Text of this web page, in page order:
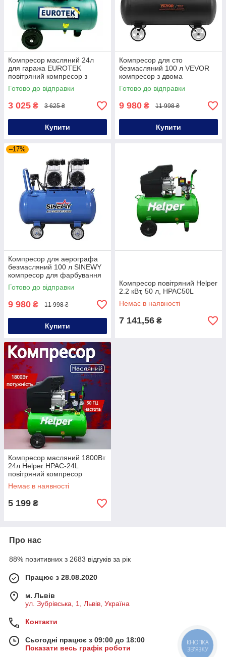
Компресор масляний 24л
для гаража EUROTEK
повітряний компресор з
об'ємом резервуара 24 літри
Готово до відправки
3 025 ₴ 3 625 ₴
Купити
Компресор для сто
безмасляний 100 л VEVOR
компресор з двома
поршнями для автомайстерні
Готово до відправки
9 980 ₴ 11 998 ₴
Купити
–17%
Компресор для аерографа
безмасляний 100 л SINEWY
компресор для фарбування
безмасляний
Готово до відправки
9 980 ₴ 11 998 ₴
Купити
Компресор повітряний Helper
2.2 кВт, 50 л, HPAC50L
Немає в наявності
7 141,56 ₴
Компресор масляний 1800Вт
24л Helper HPAC-24L
повітряний компресор
Немає в наявності
5 199 ₴
Про нас
88% позитивних з 2683 відгуків за рік
Працює з 28.08.2020
м. Львів
ул. Зубрівська, 1, Львів, Україна
Контакти
Сьогодні працює з 09:00 до 18:00
Показати весь графік роботи
КНОПКА
ЗВ'ЯЗКУ